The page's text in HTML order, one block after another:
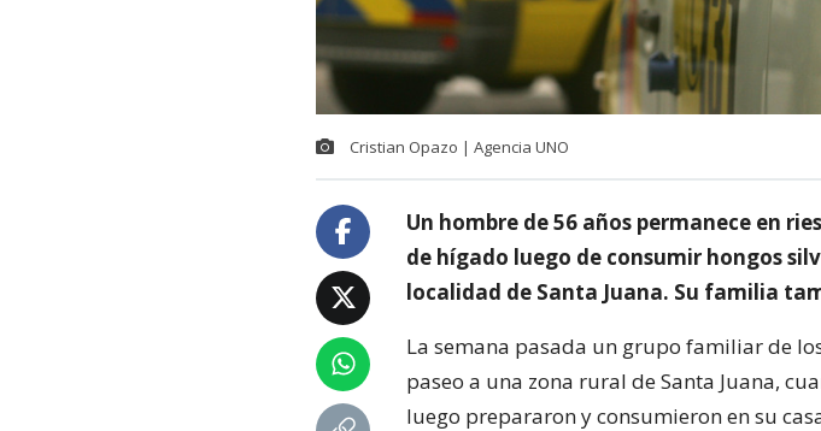
Cristian Opazo | Agencia UNO
Un hombre de 56 años permanece en
de hígado luego de consumir hongos
localidad de Santa Juana. Su familia
La semana pasada un grupo familiar de
paseo a una zona rural de Santa Juana,
luego prepararon y consumieron en su